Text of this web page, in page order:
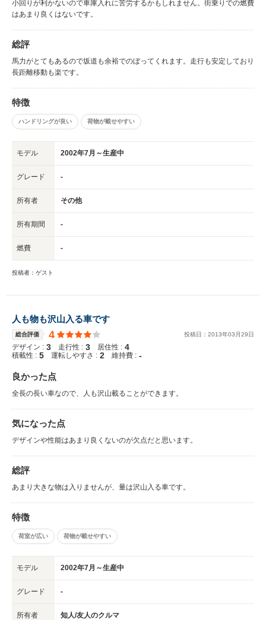
小回りが利かないので車庫入れに苦労するかもしれません。街乗りでの燃費
はあまり良くはないです。
総評
馬力がとてもあるので坂道も余裕でのぼってくれます。走行も安定しており
長距離移動も楽です。
特徴
ハンドリングが良い 荷物が載せやすい
モデル 2002年7月～生産中
グレード -
所有者 その他
所有期間 -
燃費 -
投稿者：ゲスト
人も物も沢山入る車です
総合評価 4 投稿日： 2013年03 月29日
デザイン : 3 走行性 : 3 居住性 : 4
積載性 : 5 運転しやすさ : 2 維持費 : -
良かった点
全長の長い車なので、人も沢山載ることができます。
気になった点
デザインや性能はあまり良くないのが欠点だと思います。
総評
あまり大きな物は入りませんが、量は沢山入る車です。
特徴
荷室が広い 荷物が載せやすい
モデル 2002年7月～生産中
グレード -
所有者 知人/友人のクルマ